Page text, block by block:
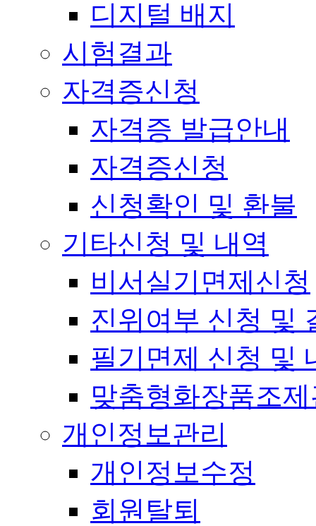
디지털 배지
시험결과
자격증신청
자격증 발급안내
자격증신청
신청확인 및 환불
기타신청 및 내역
비서실기면제신청
진위여부 신청 및
필기면제 신청 및
맞춤형화장품조
개인정보관리
개인정보수정
회원탈퇴